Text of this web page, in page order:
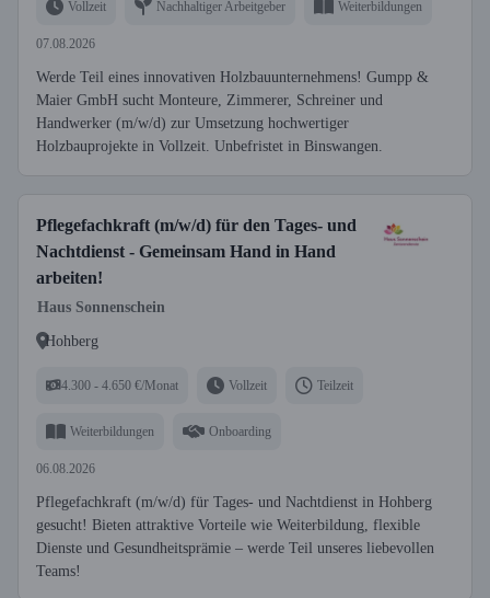
Vollzeit Nachhaltiger Arbeitgeber Weiterbildungen
07.08.2026
Werde Teil eines innovativen Holzbauunternehmens! Gumpp &
Maier GmbH sucht Monteure, Zimmerer, Schreiner und
Handwerker (m/w/d) zur Umsetzung hochwertiger
Holzbauprojekte in Vollzeit. Unbefristet in Binswangen.
Pflegefachkraft (m/w/d) für den Tages- und
Nachtdienst - Gemeinsam Hand in Hand
arbeiten!
Haus Sonnenschein
Hohberg
4.300 - 4.650 €/Monat Vollzeit Teilzeit
Weiterbildungen Onboarding
06.08.2026
Pflegefachkraft (m/w/d) für Tages- und Nachtdienst in Hohberg
gesucht! Bieten attraktive Vorteile wie Weiterbildung, flexible
Dienste und Gesundheitsprämie – werde Teil unseres liebevollen
Teams!